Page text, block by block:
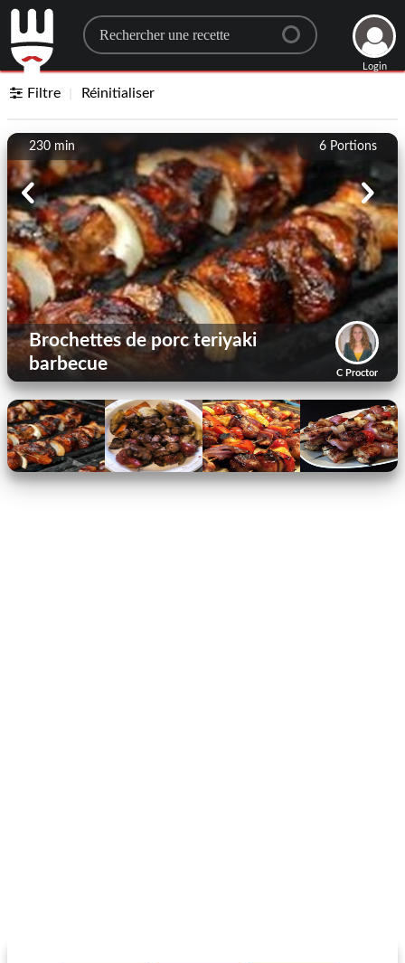
Search for a recipe
Login
Filtre Réinitialiser
6 Portions
230 min
C Proctor
Brochettes de porc teriyaki
barbecue